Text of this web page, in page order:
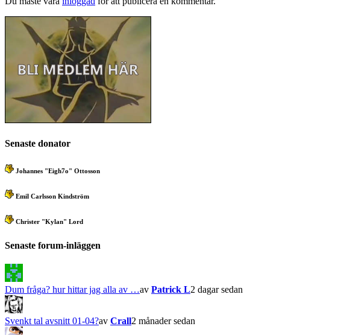
Senaste donator
Johannes "Eigh7o" Ottosson
Emil Carlsson Kindström
Christer "Kylan" Lord
Senaste forum-inläggen
Dum fråga? hur hittar jag alla av …av Patrick L2 dagar sedan
Svenkt tal avsnitt 01-04?av Crall2 månader sedan